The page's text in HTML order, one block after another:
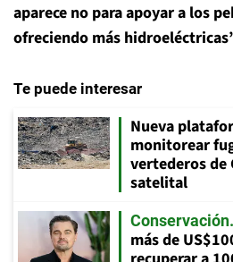
aparece no para apoyar a los
ofreciendo más
Te puede interesar
Nueva
monitorear
vertederos de
satelital
Conservación
más de